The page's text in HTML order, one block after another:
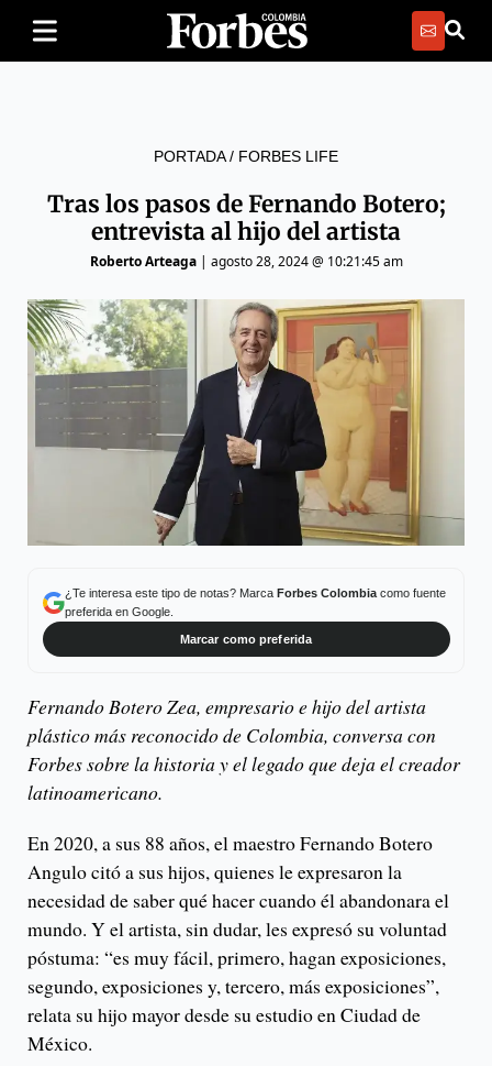
PORTADA/ FORBES LIFE
Tras los pasos de Fernando Botero;
entrevista al hijo del artista
Roberto Arteaga| agosto 28, 2024 @ 10:21:45 am
¿Te interesa este tipo de notas? Marca Forbes Colombiacomo fuente
preferida en Google.
Marcar como preferida
Fernando Botero Zea, empresario e hijo del artista
plástico más reconocido de Colombia, conversa con
Forbes sobre la historia y el legado que deja el creador
latinoamericano.
En 2020, a sus 88 años, el maestro Fernando Botero
Angulo citó a sus hijos, quienes le expresaron la
necesidad de saber qué hacer cuando él abandonara el
mundo. Y el artista, sin dudar, les expresó su voluntad
póstuma: “es muy fácil, primero, hagan exposiciones,
segundo, exposiciones y, tercero, más exposiciones”,
relata su hijo mayor desde su estudio en Ciudad de
México.